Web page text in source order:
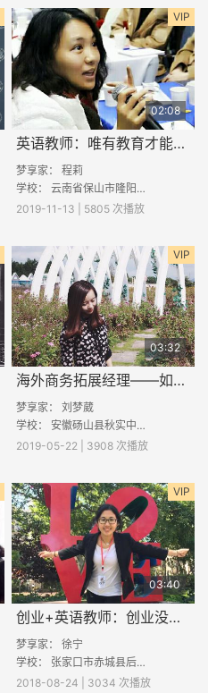
VIP
02:08
英语教师：唯有教育才能强国
梦享家： 程莉
学校： 云南省保山市隆阳区汶上中学
2019-11-13 | 5805 次播放
VIP
03:32
海外商务拓展经理——如何学好英语
梦享家： 刘梦葳
学校： 安徽砀山县秋实中学
2019-05-22 | 3908 次播放
VIP
03:40
创业+英语教师：创业没那么简单
梦享家： 徐宁
学校： 张家口市赤城县后城镇九年一贯制学校
2018-08-24 | 3034 次播放